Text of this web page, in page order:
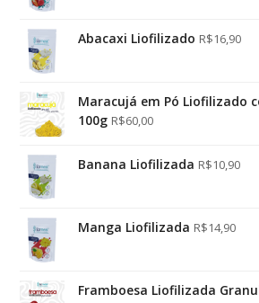
Abacaxi Liofilizado R$16,90
Maracujá em Pó Liofilizado
100g R$60,00
Banana Liofilizada R$10,90
Manga Liofilizada R$14,90
Framboesa Liofilizada